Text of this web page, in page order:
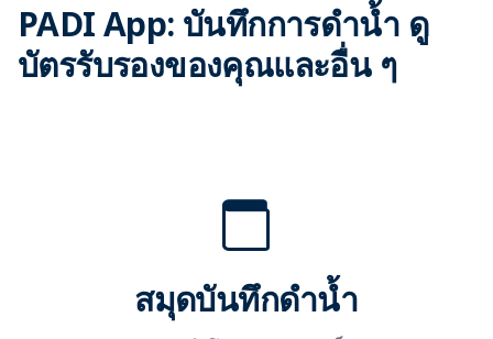
PADI App: บันทึกการดำน้ำ ดู
บัตรรับรองของคุณและอื่น ๆ
สมุดบันทึกดำน้ำ